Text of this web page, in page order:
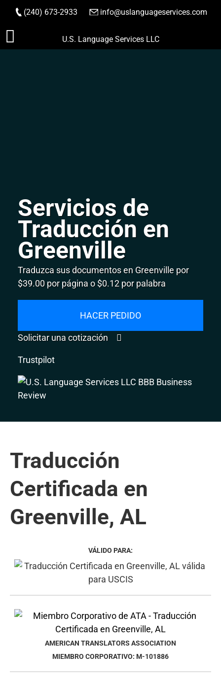
Saltar
(240) 673-2933 info@uslanguageservices.com
HACER PEDIDO
U.S. Language Services LLC
Servicios de
Traducción en
Greenville
Traduzca sus documentos en Greenville por
$39.00 por página o $0.12 por palabra
HACER PEDIDO
Solicitar una cotización
Trustpilot
Traducción
Certificada en
Greenville, AL
VÁLIDO PARA:
AMERICAN TRANSLATORS ASSOCIATION
MIEMBRO CORPORATIVO: M-101886